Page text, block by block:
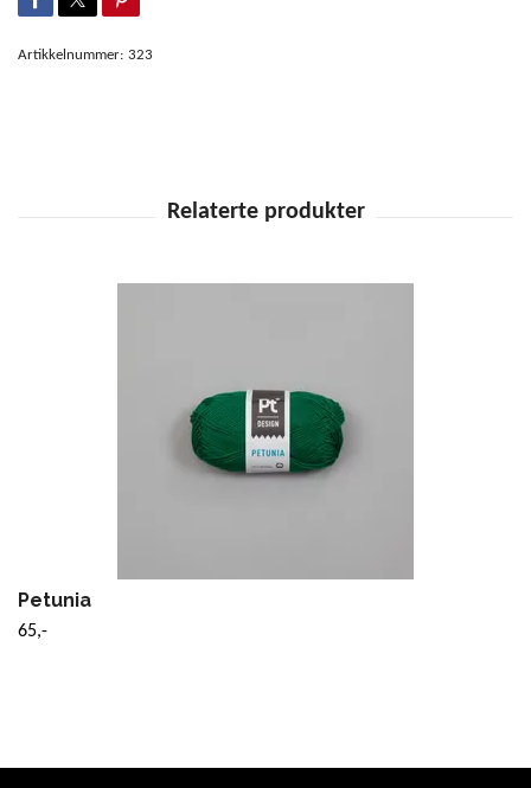
Artikkelnummer: 323
Petunia
65,-